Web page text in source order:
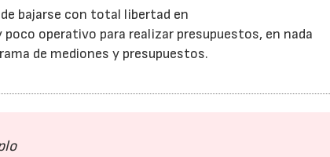
bajarse con total libertad en
operativo para realizar presupuestos, en nada
de mediones y presupuestos.